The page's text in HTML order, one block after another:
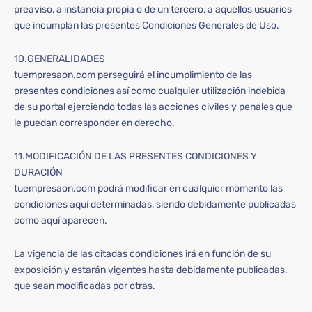
preaviso, a instancia propia o de un tercero, a aquellos usuarios
que incumplan las presentes Condiciones Generales de Uso.
10.GENERALIDADES
tuempresaon.com perseguirá el incumplimiento de las
presentes condiciones así como cualquier utilización indebida
de su portal ejerciendo todas las acciones civiles y penales que
le puedan corresponder en derecho.
11.MODIFICACIÓN DE LAS PRESENTES CONDICIONES Y
DURACIÓN
tuempresaon.com podrá modificar en cualquier momento las
condiciones aquí determinadas, siendo debidamente publicadas
como aquí aparecen.
La vigencia de las citadas condiciones irá en función de su
exposición y estarán vigentes hasta debidamente publicadas.
que sean modificadas por otras.